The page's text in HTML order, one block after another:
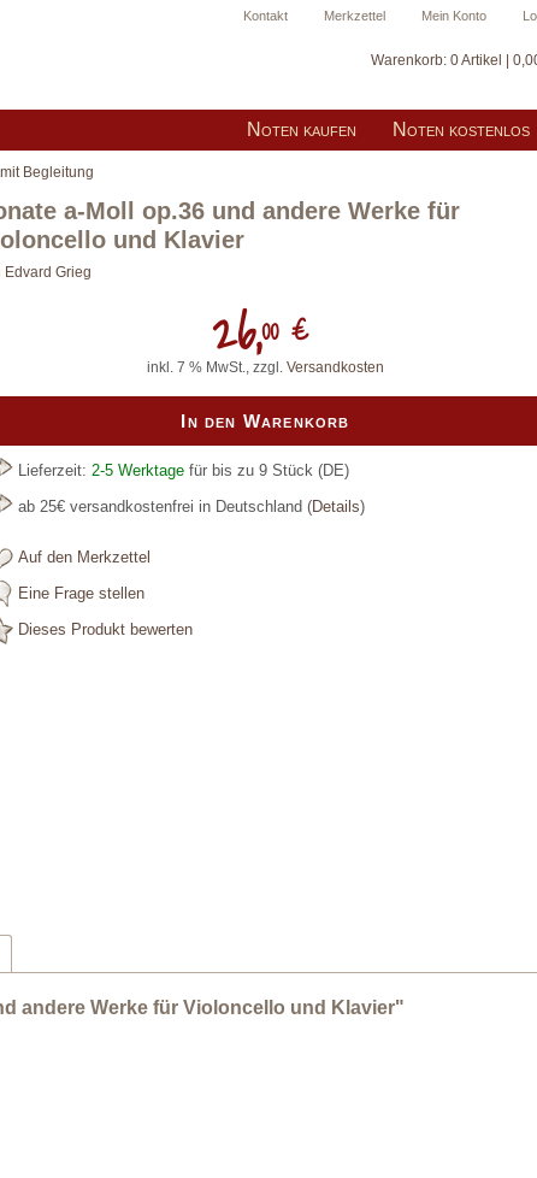
Mein Konto
Merkzettel
Kontakt
Warenkorb: 0 Artikel |
Noten kaufen Noten kostenlos
Begleitung
a-Moll op.36 und andere Werke für
und Klavier
Edvard Grieg
26,00 €
inkl. 7 % MwSt., zzgl. Versandkosten
In den Warenkorb
Lieferzeit: 2-5 Werktage für bis zu 9 Stück (DE)
ab 25€ versandkostenfrei in Deutschland (Details)
Auf den Merkzettel
Eine Frage stellen
Dieses Produkt bewerten
andere Werke für Violoncello und Klavier"